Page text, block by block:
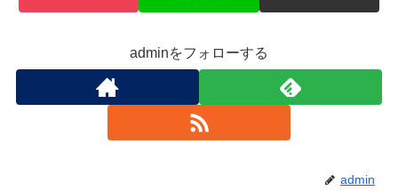
adminをフォローする
admin